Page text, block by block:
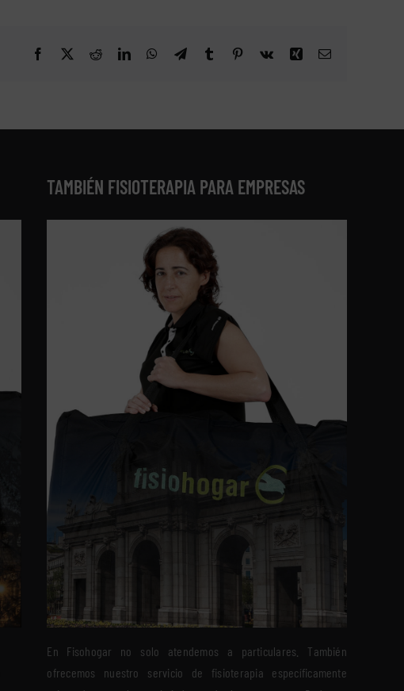
Facebook
X RedditLinkedInWhatsApp
TelegramTumblr Pinterest
Vk Xing Correo
TAMBIÉN FISIOTERAPIA PARA EMPRESAS
En Fisohogar no solo atendemos a particulares. También
ofrecemos nuestro servicio de fisioterapia específicamente